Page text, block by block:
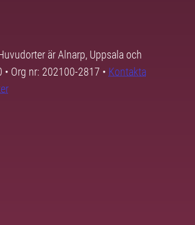
är Alnarp, Uppsala och
Org nr: 202100-2817 • Kontakta